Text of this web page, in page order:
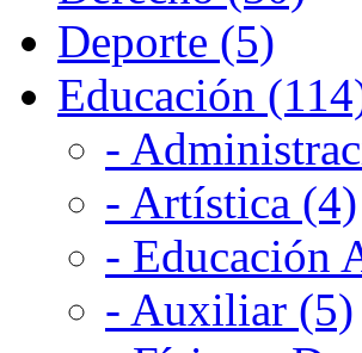
Deporte (5)
Educación
-
- Artística (4)
- Educación
- Auxiliar (5)